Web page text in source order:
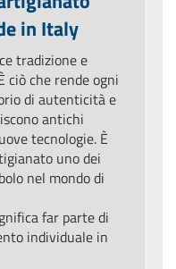
in Italy
tradizione e
ciò che rende ogni
di autenticità e
antichi
tecnologie. È
uno dei
nel mondo di
far parte di
individuale in